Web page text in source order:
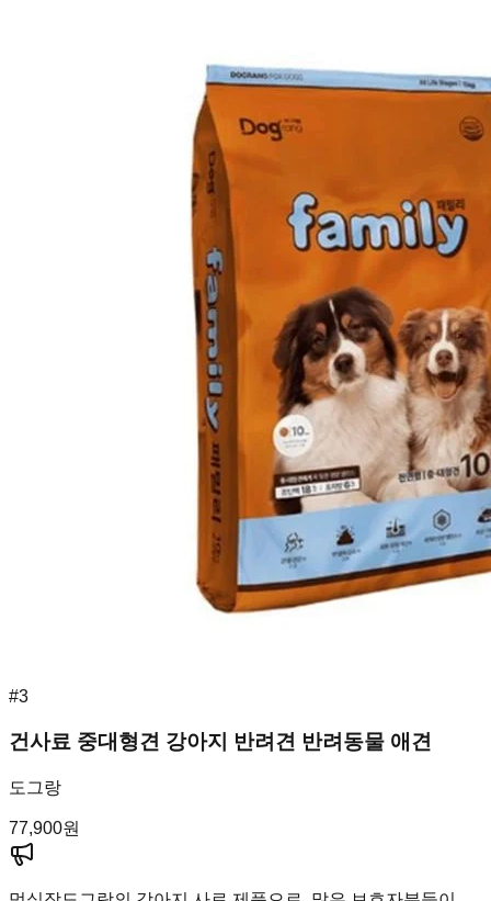
#3
건사료 중대형견 강아지 반려견 반려동물 애견
도그랑
77,900원